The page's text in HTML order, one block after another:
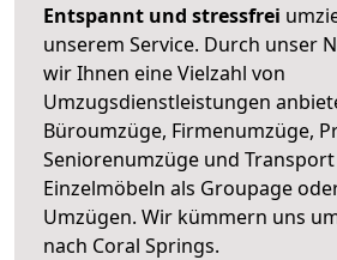
Entspannt und stressfrei
unserem Service. Durch unser
wir Ihnen eine Vielzahl von
Umzugsdienstleistungen
Büroumzüge, Firmenumzüge,
Seniorenumzüge und
Einzelmöbeln als Groupage
Umzügen. Wir kümmern uns
nach Coral Springs.